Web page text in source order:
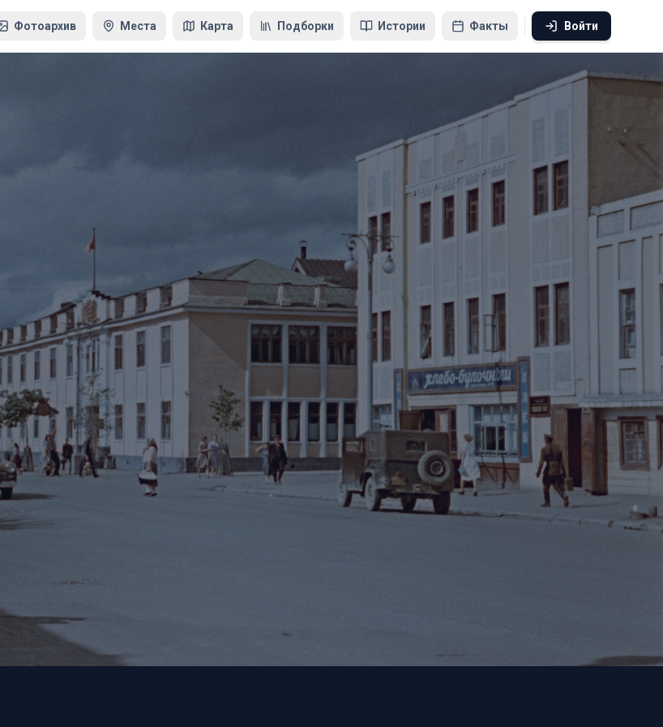
Фотоархив Места Карта Подборки Истории Факты Войти